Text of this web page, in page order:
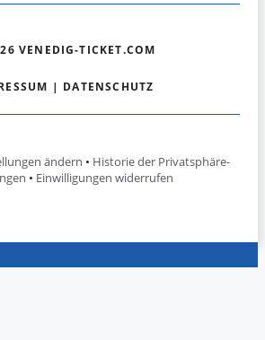
VENEDIG-TICKET.COM
| DATENSCHUTZ
ändern • Historie der Privatsphäre-
• Einwilligungen widerrufen